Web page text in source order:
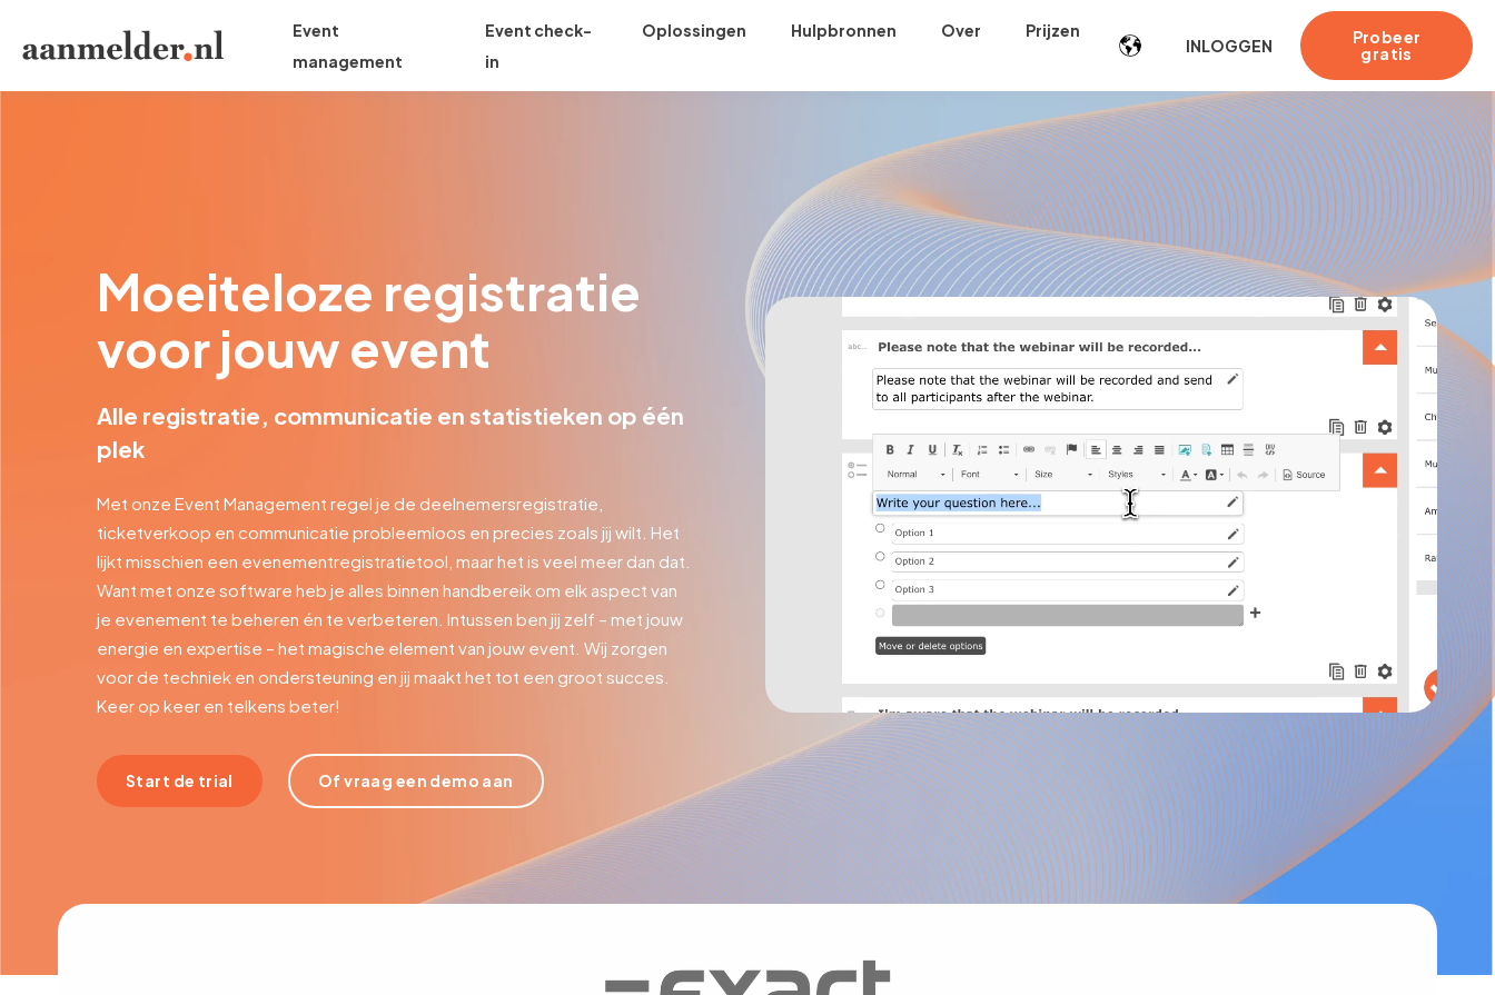
Event
management
Event check-
in
Oplossingen Hulpbronnen Over Prijzen
INLOGGEN
Probeer
gratis
Moeiteloze registratie
voor jouw event
Alle registratie, communicatie en statistieken op één
plek
Met onze Event Management regel je de deelnemersregistratie,
ticketverkoop en communicatie probleemloos en precies zoals jij wilt. Het
lijkt misschien een evenementregistratietool, maar het is veel meer dan dat.
Want met onze software heb je alles binnen handbereik om elk aspect van
je evenement te beheren én te verbeteren. Intussen ben jij zelf – met jouw
energie en expertise – het magische element van jouw event. Wij zorgen
voor de techniek en ondersteuning en jij maakt het tot een groot succes.
Keer op keer en telkens beter!
Start de trial Of vraag een demo aan